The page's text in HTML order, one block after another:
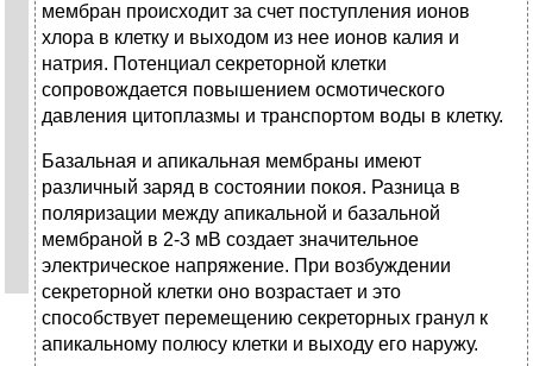
мембран происходит за счет поступления ионов
хлора в клетку и выходом из нее ионов калия и
натрия. Потенциал секреторной клетки
сопровождается повышением осмотического
давления цитоплазмы и транспортом воды в клетку.
Базальная и апикальная мембраны имеют
различный заряд в состоянии покоя. Разница в
поляризации между апикальной и базальной
мембраной в 2-3 мВ создает значительное
электрическое напряжение. При возбуждении
секреторной клетки оно возрастает и это
способствует перемещению секреторных гранул к
апикальному полюсу клетки и выходу его наружу.